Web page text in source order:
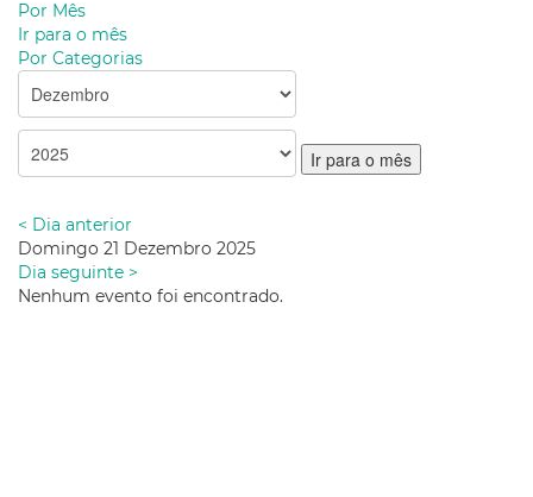
Por Mês
Ir para o mês
Por Categorias
Ir para o mês
< Dia anterior
Domingo 21 Dezembro 2025
Dia seguinte >
Nenhum evento foi encontrado.